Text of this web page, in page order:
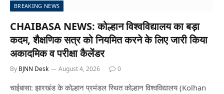
BREAKING NEWS
CHAIBASA NEWS: कोल्हान विश्वविद्यालय का बड़ा
कदम, शैक्षणिक सत्र को नियमित करने के लिए जारी किया
अकादमिक व परीक्षा कैलेंडर
By BJNN Desk August 4, 2026 0
चाईबासा: झारखंड के कोल्हान प्रमंडल स्थित कोल्हान विश्वविद्यालय (Kolhan